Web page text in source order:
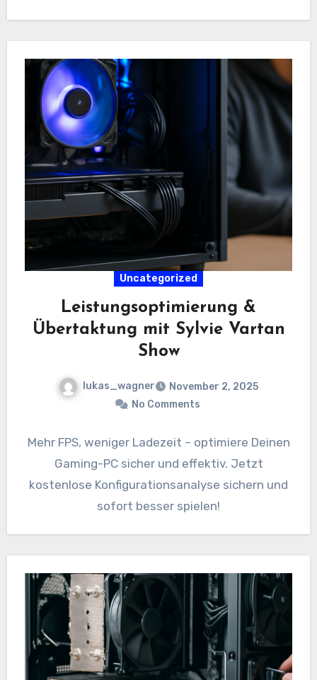
Uncategorized
Leistungsoptimierung &
Übertaktung mit Sylvie Vartan
Show
lukas_wagner
November 2, 2025
No Comments
Mehr FPS, weniger Ladezeit – optimiere Deinen
Gaming-PC sicher und effektiv. Jetzt
kostenlose Konfigurationsanalyse sichern und
sofort besser spielen!